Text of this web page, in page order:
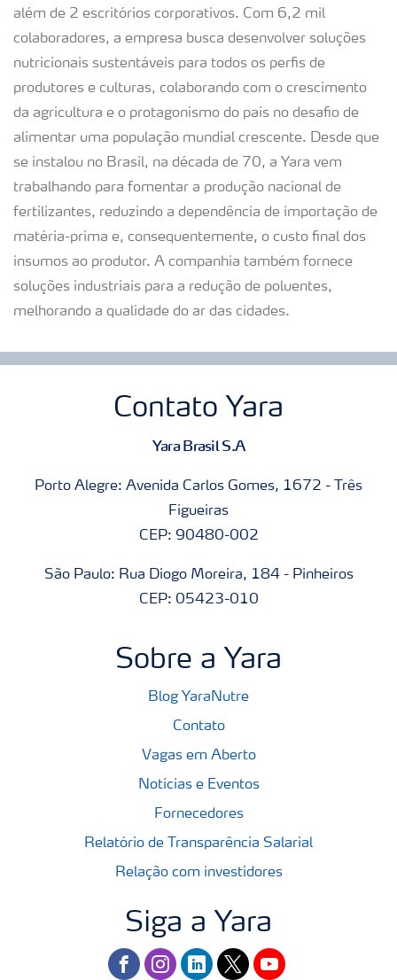
além de 2 escritórios corporativos. Com 6,2 mil
colaboradores, a empresa busca desenvolver soluções
nutricionais sustentáveis para todos os perfis de
produtores e culturas, colaborando com o crescimento
da agricultura e o protagonismo do país no desafio de
alimentar uma população mundial crescente. Desde que
se instalou no Brasil, na década de 70, a Yara vem
trabalhando para fomentar a produção nacional de
fertilizantes, reduzindo a dependência de importação de
matéria-prima e, consequentemente, o custo final dos
insumos ao produtor. A companhia também fornece
soluções industriais para a redução de poluentes,
melhorando a qualidade do ar das cidades.
Contato Yara
Yara Brasil S.A
Porto Alegre: Avenida Carlos Gomes, 1672 - Três
Figueiras
CEP: 90480-002
São Paulo: Rua Diogo Moreira, 184 - Pinheiros
CEP: 05423-010
Sobre a Yara
Blog YaraNutre
Contato
Vagas em Aberto
Notícias e Eventos
Fornecedores
Relatório de Transparência Salarial
Relação com investidores
Siga a Yara
facebookinstagram
linkedintwitteryoutube